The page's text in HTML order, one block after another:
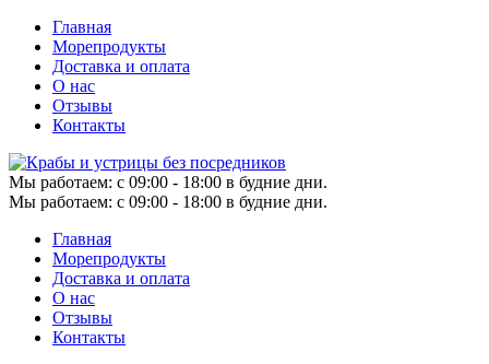
Главная
Морепродукты
Доставка и оплата
О нас
Отзывы
Контакты
Мы работаем: c 09:00 - 18:00 в будние дни.
Мы работаем: c 09:00 - 18:00 в будние дни.
Главная
Морепродукты
Доставка и оплата
О нас
Отзывы
Контакты